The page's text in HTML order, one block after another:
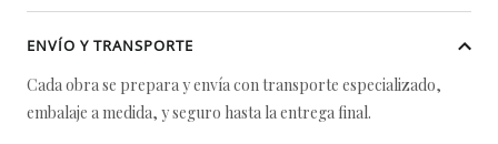
ENVÍO Y TRANSPORTE
Cada obra se prepara y envía con transporte especializado,
embalaje a medida, y seguro hasta la entrega final.